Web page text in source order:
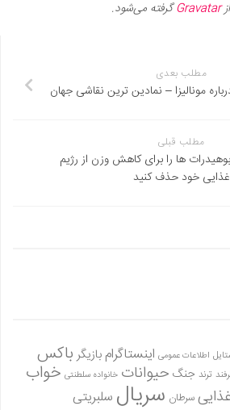
Gravatarگرفته می‌شود.
مطلب بعدی
مطلب قبلی
ها را برای کاهش وزن از رژیم
غذایی خود حذف کنید
اطلاعات عمومی اینستاگرام بازیگر باکس
ترند جنگ حیوانات خانواده سلطنتی خواب
سرطان سریال سلبریتی